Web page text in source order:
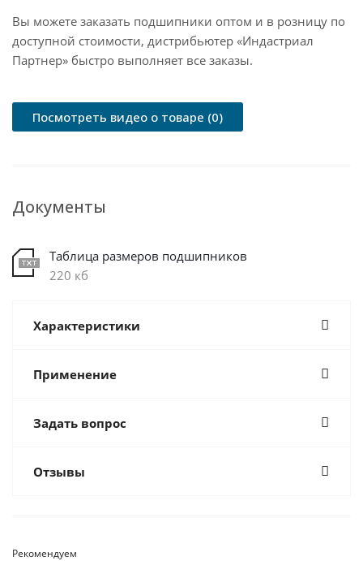
Вы можете заказать подшипники оптом и в розницу по
доступной стоимости, дистрибьютер «Индастриал
Партнер» быстро выполняет все заказы.
Посмотреть видео о товаре (0)
Документы
Таблица размеров подшипников
220 кб
Характеристики
Применение
Задать вопрос
Отзывы
Рекомендуем